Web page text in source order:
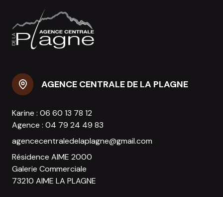
AGENCE CENTRALE DE LA PLAGNE
Karine : 06 60 13 78 12
Agence : 04 79 24 49 83
agencecentraledelaplagne@gmail.com
Résidence AIME 2000
Galerie Commerciale
73210 AIME LA PLAGNE